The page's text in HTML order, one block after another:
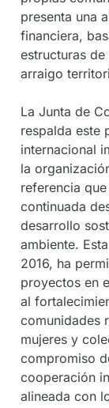
presenta una
financiera,
estructuras
arraigo
La Junta de
respalda este
internacional
la
referencia
continuada
desarrollo
ambiente.
2016, ha
proyectos en
al
comunidades
mujeres y
compromiso
cooperación
alineada con